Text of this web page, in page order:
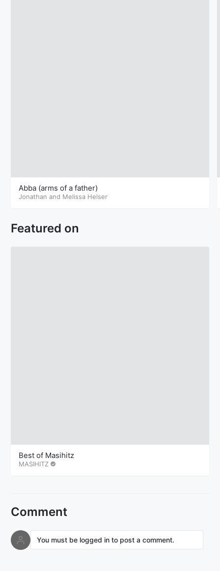
Abba (arms of a father)
Jonathan and Melissa Helser
Featured on
Best of Masihitz
MASIHITZ
Comment
You must be logged in to post a comment.